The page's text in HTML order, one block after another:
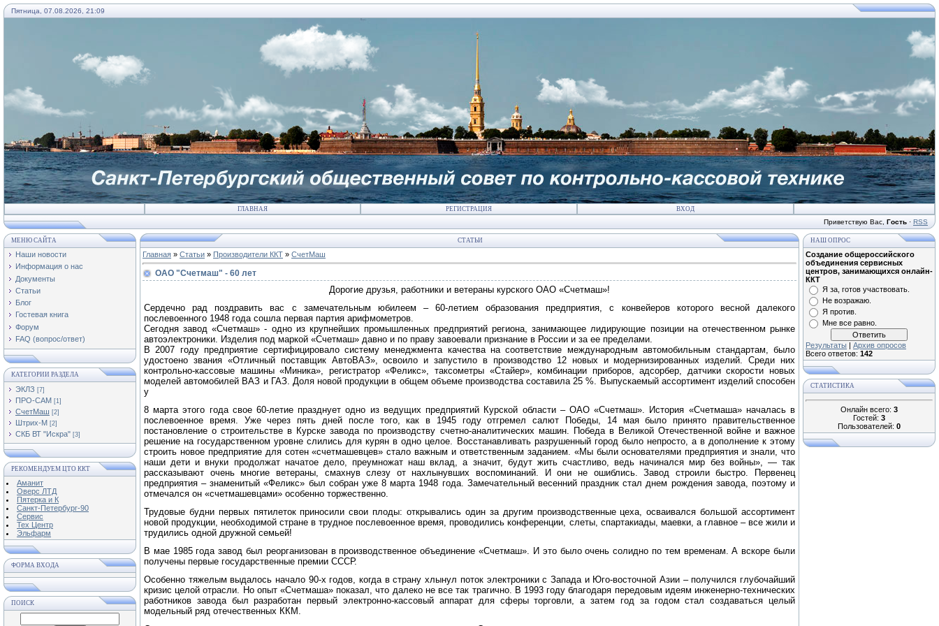
Пятница, 07.08.2026, 21:09
ГЛАВНАЯ РЕГИСТРАЦИЯ ВХОД
Приветствую Вас Гость · RSS
МЕНЮ САЙТА
Наши новости
Информация о нас
Документы
Статьи
Блог
Гостевая книга
Форум
FAQ (вопрос/ответ)
КАТЕГОРИИ РАЗДЕЛА
ЭКЛЗ [7]
ПРО-САМ [1]
СчетМаш [2]
Штрих-М [2]
СКБ ВТ "Искра" [3]
РЕКОМЕНДУЕМ ЦТО ККТ
Аманит
Оверс ЛТД
Пятерка и К
Санкт-Петербург-90
Сервис
Тех Центр
Эльфарм
ФОРМА ВХОДА
ПОИСК
СТАТЬИ
Главная » Статьи » Производители ККТ » СчетМаш
ОАО "Счетмаш" - 60 лет
Дорогие друзья, работники и ветераны курского ОАО «Счетмаш»!
Сердечно рад поздравить вас с замечательным юбилеем – 60-летием образования предприятия, с конвейеров которого весной далекого
послевоенного 1948 года сошла первая партия арифмометров.
Сегодня завод «Счетмаш» - одно из крупнейших промышленных предприятий региона, занимающее лидирующие позиции на отечественном рынке
автоэлектроники. Изделия под маркой «Счетмаш» давно и по праву завоевали признание в России и за ее пределами.
В 2007 году предприятие сертифицировало систему менеджмента качества на соответствие международным автомобильным стандартам, было
удостоено звания «Отличный поставщик АвтоВАЗ», освоило и запустило в производство 12 новых и модернизированных изделий. Среди них
контрольно-кассовые машины «Миника», регистратор «Феликс», таксометры «Стайер», комбинации приборов, адсорбер, датчики скорости новых
моделей автомобилей ВАЗ и ГАЗ. Доля новой продукции в общем объеме производства составила 25 %. Выпускаемый ассортимент изделий способен
у
8 марта этого года свое 60-летие празднует одно из ведущих предприятий Курской области – ОАО «Счетмаш». История «Счетмаша» началась в
послевоенное время. Уже через пять дней после того, как в 1945 году отгремел салют Победы, 14 мая было принято правительственное
постановление о строительстве в Курске завода по производству счетно-аналитических машин. Победа в Великой Отечественной войне и важное
решение на государственном уровне слились для курян в одно целое. Восстанавливать разрушенный город было непросто, а в дополнение к этому
строить новое предприятие для сотен «счетмашевцев» стало важным и ответственным заданием. «Мы были основателями предприятия и знали, что
наши дети и внуки продолжат начатое дело, преумножат наш вклад, а значит, будут жить счастливо, ведь начинался мир без войны», — так
рассказывают очень многие ветераны, смахнув слезу от нахлынувших воспоминаний. И они не ошиблись. Завод строили быстро. Первенец
предприятия – знаменитый «Феликс» был собран уже 8 марта 1948 года. Замечательный весенний праздник стал днем рождения завода, поэтому и
отмечался он «счетмашевцами» особенно торжественно.
Трудовые будни первых пятилеток приносили свои плоды: открывались один за другим производственные цеха, осваивался большой ассортимент
новой продукции, необходимой стране в трудное послевоенное время, проводились конференции, слеты, спартакиады, маевки, а главное – все жили и
трудились одной дружной семьей!
В мае 1985 года завод был реорганизован в производственное объединение «Счетмаш». И это было очень солидно по тем временам. А вскоре были
получены первые государственные премии СССР.
Особенно тяжелым выдалось начало 90-х годов, когда в страну хлынул поток электроники с Запада и Юго-восточной Азии – получился глубочайший
кризис целой отрасли. Но опыт «Счетмаша» показал, что далеко не все так трагично. В 1993 году благодаря передовым идеям инженерно-технических
работников завода был разработан первый электронно-кассовый аппарат для сферы торговли, а затем год за годом стал создаваться целый
модельный ряд отечественных ККМ.
НАШ ОПРОС
Создание общероссийского
объединения сервисных
центров, занимающихся онлайн-
ККТ
Я за, готов участвовать.
Не возражаю.
Я против.
Мне все равно.
Результаты | Архив опросов
Всего ответов: 142
СТАТИСТИКА
Онлайн всего: 3
Гостей: 3
Пользователей: 0